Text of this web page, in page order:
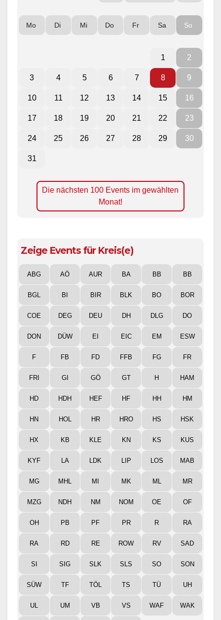
Mo Di Mi Do Fr Sa So
1 2
3 4 5 6 7 8 9
10 11 12 13 14 15 16
17 18 19 20 21 22 23
24 25 26 27 28 29 30
31
Die nächsten 100 Events im gewählten
Monat!
Zeige Events für Kreis(e)
ABG AÖ AUR BA BB BB
BGL BI BIR BLK BO BOR
COE DEG DEU DH DLG DO
DON DÜW EI EIC EM ESW
F FB FD FFB FG FR
FRI GI GÖ GT H HAM
HD HDH HEF HF HH HM
HN HOL HR HRO HS HSK
HX KB KLE KN KS KUS
KYF LA LDK LIP LOS MAB
MG MHL MI MK ML MR
MZG NDH NM NOM OE OF
OH PB PF PR R RA
RA RD RE ROW RV SAD
SI SIG SLK SLS SO SON
SÜW TF TÖL TS TÜ UH
UL UM VB VS WAF WAK